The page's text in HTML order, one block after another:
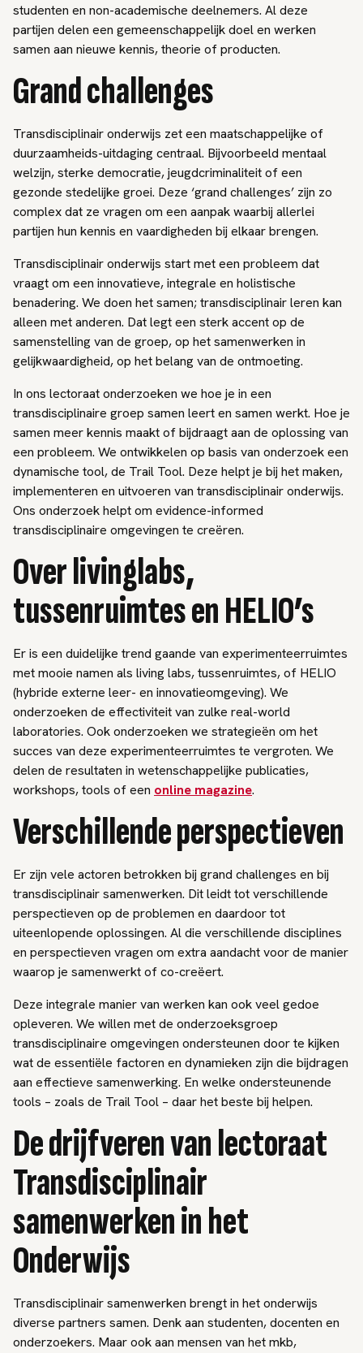
studenten en non-academische deelnemers. Al deze
partijen delen een gemeenschappelijk doel en werken
samen aan nieuwe kennis, theorie of producten.
Grand challenges
Transdisciplinair onderwijs zet een maatschappelijke of
duurzaamheids-uitdaging centraal. Bijvoorbeeld mentaal
welzijn, sterke democratie, jeugdcriminaliteit of een
gezonde stedelijke groei. Deze ‘grand challenges’ zijn zo
complex dat ze vragen om een aanpak waarbij allerlei
partijen hun kennis en vaardigheden bij elkaar brengen.
Transdisciplinair onderwijs start met een probleem dat
vraagt om een innovatieve, integrale en holistische
benadering. We doen het samen; transdisciplinair leren kan
alleen met anderen. Dat legt een sterk accent op de
samenstelling van de groep, op het samenwerken in
gelijkwaardigheid, op het belang van de ontmoeting.
In ons lectoraat onderzoeken we hoe je in een
transdisciplinaire groep samen leert en samen werkt. Hoe je
samen meer kennis maakt of bijdraagt aan de oplossing van
een probleem. We ontwikkelen op basis van onderzoek een
dynamische tool, de Trail Tool. Deze helpt je bij het maken,
implementeren en uitvoeren van transdisciplinair onderwijs.
Ons onderzoek helpt om evidence-informed
transdisciplinaire omgevingen te creëren.
Over livinglabs,
tussenruimtes en HELIO’s
Er is een duidelijke trend gaande van experimenteerruimtes
met mooie namen als living labs, tussenruimtes, of HELIO
(hybride externe leer- en innovatieomgeving). We
onderzoeken de effectiviteit van zulke real-world
laboratories. Ook onderzoeken we strategieën om het
succes van deze experimenteerruimtes te vergroten. We
delen de resultaten in wetenschappelijke publicaties,
workshops, tools of een online magazine.
Verschillende perspectieven
Er zijn vele actoren betrokken bij grand challenges en bij
transdisciplinair samenwerken. Dit leidt tot verschillende
perspectieven op de problemen en daardoor tot
uiteenlopende oplossingen. Al die verschillende disciplines
en perspectieven vragen om extra aandacht voor de manier
waarop je samenwerkt of co-creëert.
Deze integrale manier van werken kan ook veel gedoe
opleveren. We willen met de onderzoeksgroep
transdisciplinaire omgevingen ondersteunen door te kijken
wat de essentiële factoren en dynamieken zijn die bijdragen
aan effectieve samenwerking. En welke ondersteunende
tools – zoals de Trail Tool – daar het beste bij helpen.
De drijfveren van lectoraat
Transdisciplinair
samenwerken in het
Onderwijs
Transdisciplinair samenwerken brengt in het onderwijs
diverse partners samen. Denk aan studenten, docenten en
onderzoekers. Maar ook aan mensen van het mkb,